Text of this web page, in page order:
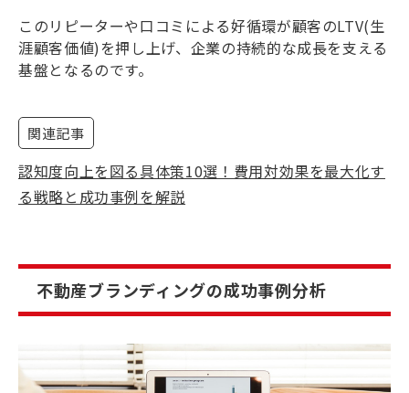
このリピーターや口コミによる好循環が顧客のLTV(生
涯顧客価値)を押し上げ、企業の持続的な成長を支える
基盤となるのです。
関連記事
認知度向上を図る具体策10選！費用対効果を最大化す
る戦略と成功事例を解説
不動産ブランディングの成功事例分析